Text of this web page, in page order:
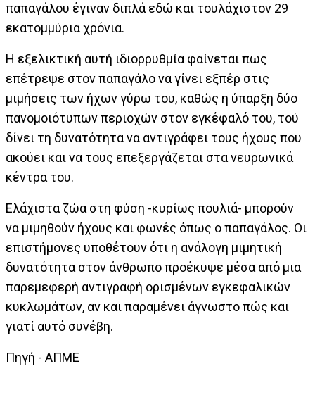
παπαγάλου έγιναν διπλά εδώ και τουλάχιστον 29
εκατομμύρια χρόνια.
Η εξελικτική αυτή ιδιορρυθμία φαίνεται πως
επέτρεψε στον παπαγάλο να γίνει εξπέρ στις
μιμήσεις των ήχων γύρω του, καθώς η ύπαρξη δύο
πανομοιότυπων περιοχών στον εγκέφαλό του, τού
δίνει τη δυνατότητα να αντιγράφει τους ήχους που
ακούει και να τους επεξεργάζεται στα νευρωνικά
κέντρα του.
Ελάχιστα ζώα στη φύση -κυρίως πουλιά- μπορούν
να μιμηθούν ήχους και φωνές όπως ο παπαγάλος. Οι
επιστήμονες υποθέτουν ότι η ανάλογη μιμητική
δυνατότητα στον άνθρωπο προέκυψε μέσα από μια
παρεμεφερή αντιγραφή ορισμένων εγκεφαλικών
κυκλωμάτων, αν και παραμένει άγνωστο πώς και
γιατί αυτό συνέβη.
Πηγή - ΑΠΜΕ